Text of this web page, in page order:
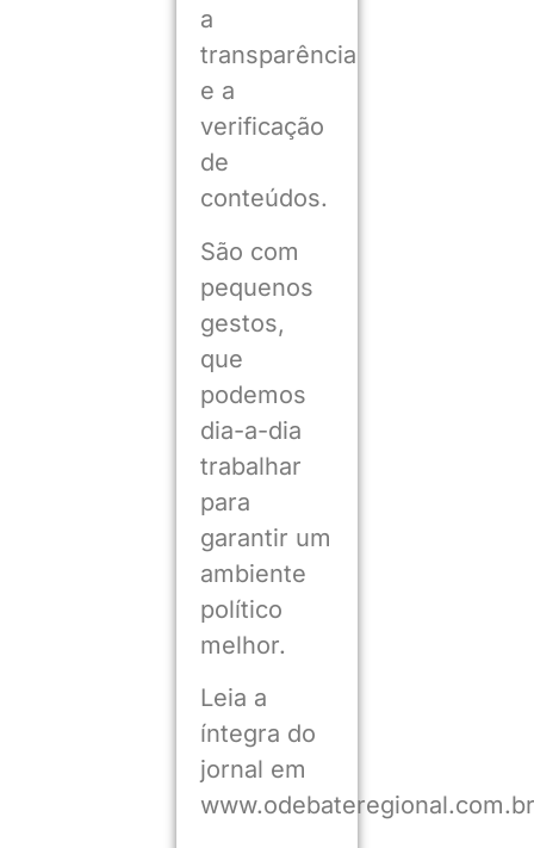
a
transparência
e a
verificação
de
conteúdos.
São com
pequenos
gestos,
que
podemos
dia-a-dia
trabalhar
para
garantir um
ambiente
político
melhor.
Leia a
íntegra do
jornal em
www.odebateregional.com.br